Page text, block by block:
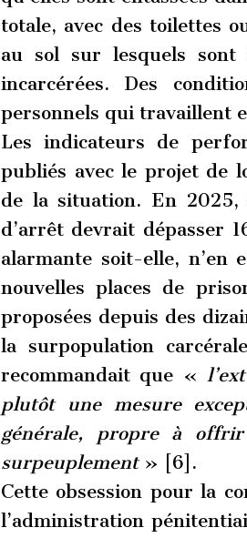
totale, avec des toilettes
au sol sur lesquels sont
incarcérées. Des
personnels qui travaillent
Les indicateurs de
publiés avec le projet de
de la situation. En 2025,
d’arrêt devrait dépasser
alarmante soit-elle, n’en
nouvelles places de
proposées depuis des
la surpopulation
recommandait que «
plutôt une mesure
générale, propre à
surpeuplement» [6].
Cette obsession pour la
l’administration